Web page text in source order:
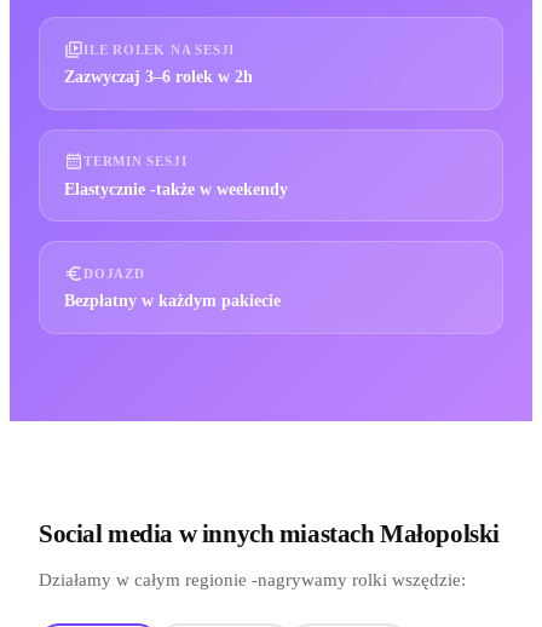
ILE ROLEK NA SESJI
Zazwyczaj 3–6 rolek w 2h
TERMIN SESJI
Elastycznie -także w weekendy
DOJAZD
Bezpłatny w każdym pakiecie
Social media w innych miastach Małopolski
Działamy w całym regionie -nagrywamy rolki wszędzie: